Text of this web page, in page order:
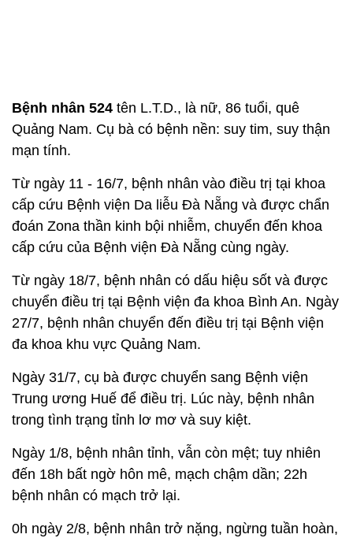
Bệnh nhân 524 tên L.T.D., là nữ, 86 tuổi, quê
Quảng Nam. Cụ bà có bệnh nền: suy tim, suy thận
mạn tính.
Từ ngày 11 - 16/7, bệnh nhân vào điều trị tại khoa
cấp cứu Bệnh viện Da liễu Đà Nẵng và được chẩn
đoán Zona thần kinh bội nhiễm, chuyển đến khoa
cấp cứu của Bệnh viện Đà Nẵng cùng ngày.
Từ ngày 18/7, bệnh nhân có dấu hiệu sốt và được
chuyển điều trị tại Bệnh viện đa khoa Bình An. Ngày
27/7, bệnh nhân chuyển đến điều trị tại Bệnh viện
đa khoa khu vực Quảng Nam.
Ngày 31/7, cụ bà được chuyển sang Bệnh viện
Trung ương Huế để điều trị. Lúc này, bệnh nhân
trong tình trạng tỉnh lơ mơ và suy kiệt.
Ngày 1/8, bệnh nhân tỉnh, vẫn còn mệt; tuy nhiên
đến 18h bất ngờ hôn mê, mạch chậm dần; 22h
bệnh nhân có mạch trở lại.
0h ngày 2/8, bệnh nhân trở nặng, ngừng tuần hoàn,